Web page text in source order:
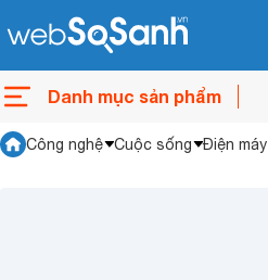
Danh mục sản phẩm
Công nghệ Cuộc sống Điện máy